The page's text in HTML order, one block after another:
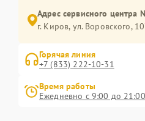
Адрес сервисного центра
г. Киров, ул. Воровского,
Горячая линия
+7 (833) 222-10-31
Время работы
Ежедневно с 9:00 до 21:00